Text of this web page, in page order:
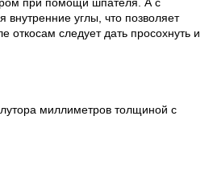
углы, что позволяет
откосам следует дать просохнуть и
миллиметров толщиной с